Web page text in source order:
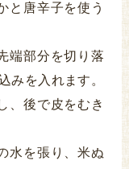
と唐辛子を使う
端部分を切り落
みを入れます。
、後で皮をむき
水を張り、米ぬ